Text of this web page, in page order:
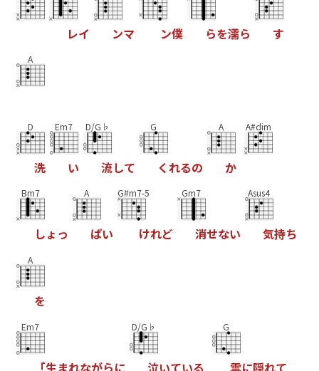
レイ ンマ ン僕 らを濡ら す
A
D
洗
Em7
い
D/G♭
流して
G
く れるの
A
か
A#dim
Bm7
しょ っ
A
ぱい
G#m7-5
けれど
Gm7
消せない
Asus4
気持ち
A
を
Em7
「生まれながらに
D/G♭
泣いている
G
雲に隠れて